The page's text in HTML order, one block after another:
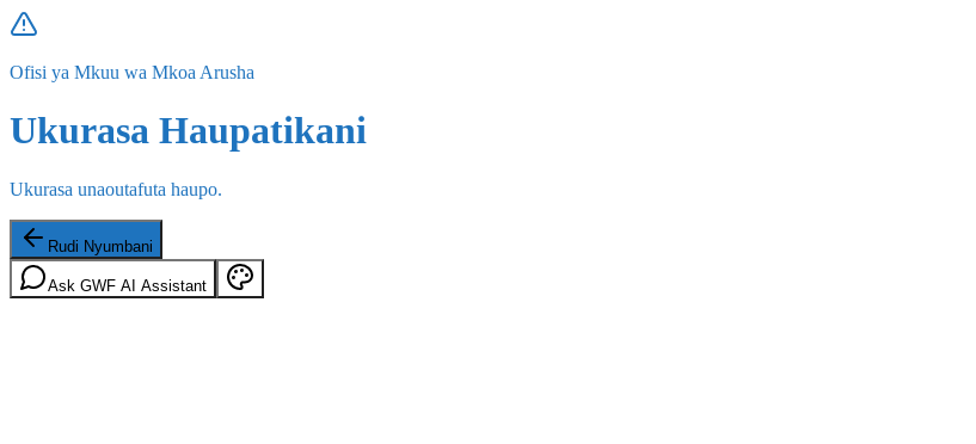
Ofisi ya Mkuu wa Mkoa Arusha
Ukurasa Haupatikani
Ukurasa unaoutafuta haupo.
Rudi Nyumbani
Ask GWF AI Assistant